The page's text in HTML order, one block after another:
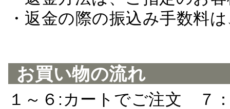
・返金の際の振込み手数料
お買い物の流れ
１～６:カートでご注文 ７